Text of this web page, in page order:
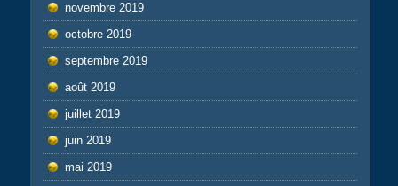
novembre 2019
octobre 2019
septembre 2019
août 2019
juillet 2019
juin 2019
mai 2019